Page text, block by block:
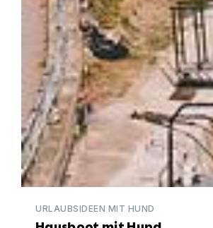
URLAUBSIDEEN MIT HUND